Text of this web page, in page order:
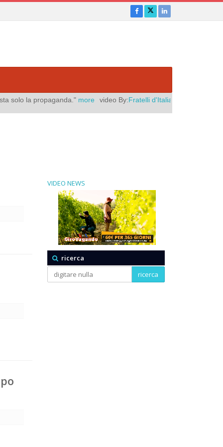
more video By:Fratelli d'Italia Pubblicato il:agosto 06, 2026
VIDEO NEWS
ricerca
ricerca